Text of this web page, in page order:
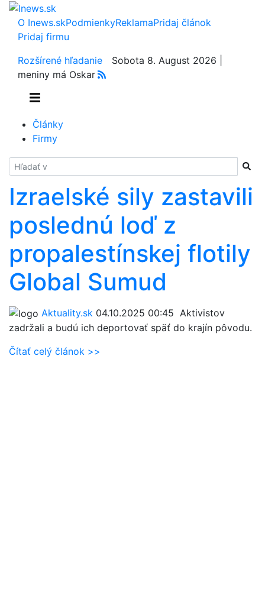
O Inews.skPodmienkyReklamaPridaj článok
Pridaj firmu
Rozšírené hľadanie
Sobota 8. August 2026 |
meniny má Oskar
Články
Firmy
Hladať
Izraelské sily zastavili
poslednú loď z
propalestínskej flotily
Global Sumud
Aktuality.sk 04.10.2025 00:45 Aktivistov
zadržali a budú ich deportovať späť do krajín pôvodu.
Čítať celý článok >>